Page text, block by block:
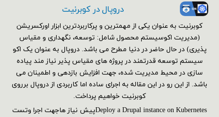
دروپال در کوبرنیت
کوبرنیت به عنوان یکی از مهمترین و پرکاربردترین ابزار اورکسریشن
(مدیریت اکوسیستم محصول شامل: توسعه، نگهداری و مقیاس
پذیری) در حال حاضر در دنیا مطرح می باشد. دروپال به عنوان یک اکو
سیستم توسعه قدرتمند در پروژه های مقیاس پذیر نیاز مند پیاده
سازی در محیط مدیریت شده، جهت افزایش بازدهی و اطمینان می
باشد. از این رو در این مقاله به اجرای ساده اما کاربردی از دروپال برروی
کوبرنیت خواهیم پرداخت.
Deploy a Drupal instance on Kubernetesپیش نیاز هاجهت اجرا وتست